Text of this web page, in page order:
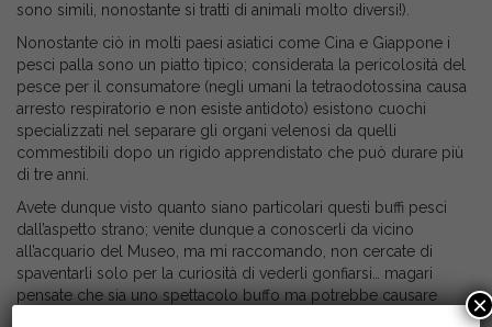
sono simili, nonostante si tratti di animali molto diversi!).
Nonostante ciò in molti paesi asiatici come Cina e Giappone i
pesci palla sono un piatto tipico; considerata la pericolosità del
pesce per il consumatore (negli umani la tetraodotossina causa
arresto respiratorio e non esiste antidoto) esistono cuochi
specializzati nel separare gli organi velenosi da quelli
commestibili dopo un rigido apprendistato che può durare più
di tre anni.
Avete dunque visto quanto siano particolari questi buffi pesci
dall’aspetto strano; venite dunque a conoscerli da vicino
all’acquario del Museo, ma mi raccomando, non cercate di
spaventarli solo per la curiosità di vederli gonfiarsi… magari
pensate che sia uno spettacolo buffo ma potrebbe causare
×